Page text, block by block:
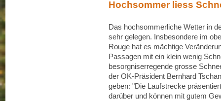
Hochsommer liess
Das hochsommerliche Wetter in
sehr gelegen. Insbesondere im
Rouge hat es mächtige
Passagen mit ein klein wenig
besorgniserregende grosse
der OK-Präsident Bernhard
geben: "Die Laufstrecke
darüber und können mit gutem